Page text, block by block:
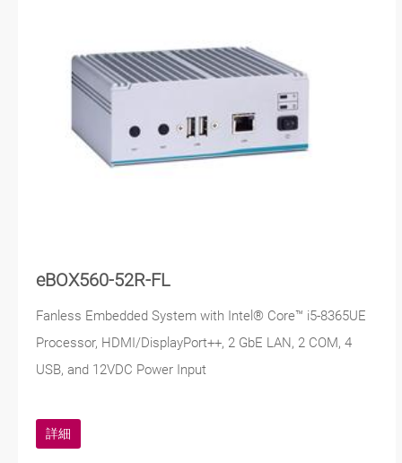
eBOX560-52R-FL
Fanless Embedded System with Intel® Core™ i5-8365UE
Processor, HDMI/DisplayPort++, 2 GbE LAN, 2 COM, 4
USB, and 12VDC Power Input
詳細